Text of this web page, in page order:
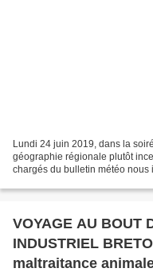
Lundi 24 juin 2019, dans la
géographie régionale plutôt
chargés du bulletin météo
VOYAGE AU BOUT
INDUSTRIEL
maltraitance